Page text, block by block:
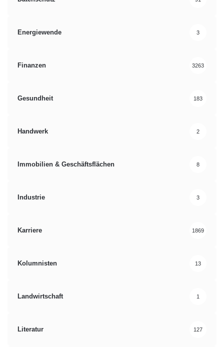
Energiewende 3
Finanzen 3263
Gesundheit 183
Handwerk 2
Immobilien & Geschäftsflächen 8
Industrie 3
Karriere 1869
Kolumnisten 13
Landwirtschaft 1
Literatur 127